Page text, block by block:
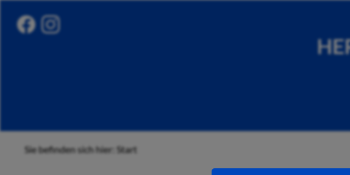
Sie befinden sich hier: Start